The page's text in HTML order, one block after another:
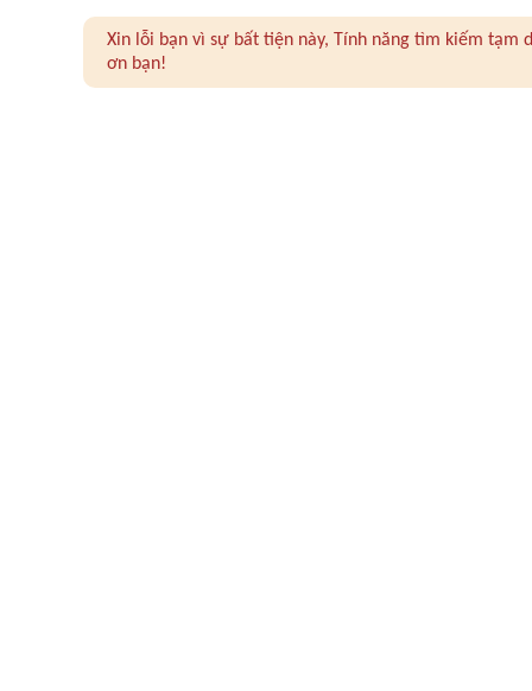
Xin lỗi bạn vì sự bất tiện này, Tính năng tìm kiếm
ơn bạn!